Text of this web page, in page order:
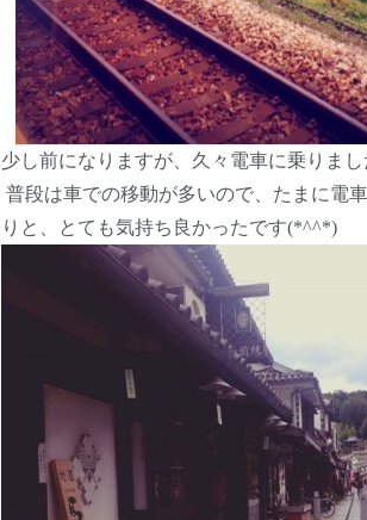
少し前になりますが、久々電車に乗りまし
普段は車での移動が多いので、たまに電
りと、とても気持ち良かったです(*^^*)